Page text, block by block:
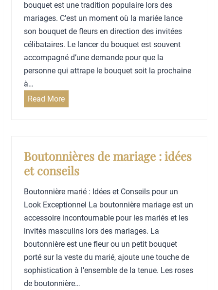
s
d
e
T
é
m
o
n
s
M
a
r
i
a
g
e
D
e
v
r
bouquet est une tradition populaire lors des
mariages. C’est un moment où la mariée lance
son bouquet de fleurs en direction des invitées
célibataires. Le lancer du bouquet est souvent
accompagné d’une demande pour que la
personne qui attrape le bouquet soit la prochaine
à…
Read More
n
c
e
r
d
e
b
o
u
q
Boutonnières de mariage : idées
et conseils
Boutonnière marié : Idées et Conseils pour un
Look Exceptionnel La boutonnière mariage est un
accessoire incontournable pour les mariés et les
invités masculins lors des mariages. La
boutonnière est une fleur ou un petit bouquet
porté sur la veste du marié, ajoute une touche de
sophistication à l’ensemble de la tenue. Les roses
de boutonnière…